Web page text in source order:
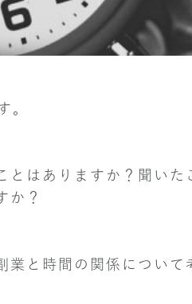
。
はありますか？聞いた
か？
と時間の関係について